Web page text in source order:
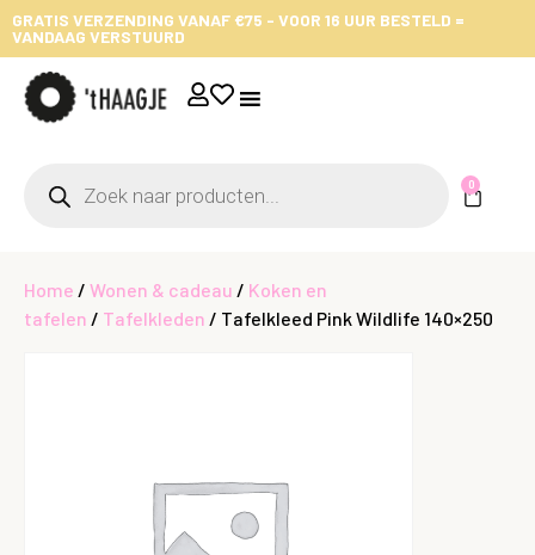
GRATIS VERZENDING VANAF €75 - VOOR 16 UUR BESTELD =
VANDAAG VERSTUURD
0
Home / Wonen & cadeau / Koken en
tafelen / Tafelkleden / Tafelkleed Pink Wildlife 140×250